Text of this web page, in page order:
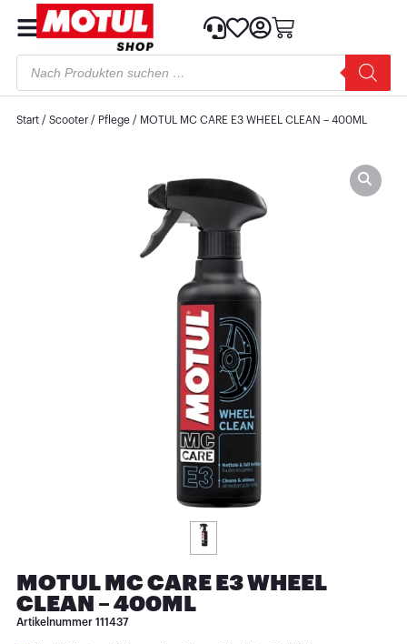
Start/ Scooter/ Pflege/ MOTUL MC CARE E3 WHEEL CLEAN – 400ML
MOTUL MC CARE E3 WHEEL
CLEAN – 400ML
Artikelnummer 111437